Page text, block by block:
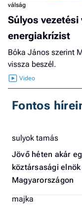
válság
Súlyos
energiakrízist
Bóka János szerint
vissza beszél.
Fontos
sulyok tamás
Jövő héten akár
köztársasági
Magyarországon
majka